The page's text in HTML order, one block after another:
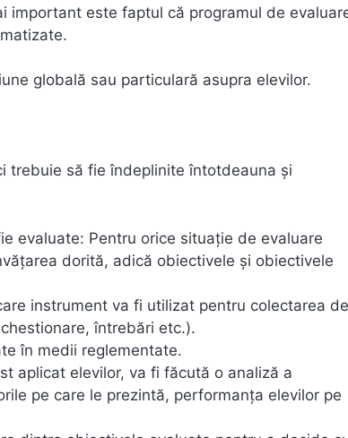
important este faptul că programul de
globală sau particulară asupra elevilor.
trebuie să fie îndeplinite întotdeauna și
evaluate: Pentru orice situație de evaluare
dorită, adică obiectivele și obiectivele
instrument va fi utilizat pentru colectarea de
întrebări etc.).
în medii reglementate.
aplicat elevilor, va fi făcută o analiză a
pe care le prezintă, performanța elevilor pe